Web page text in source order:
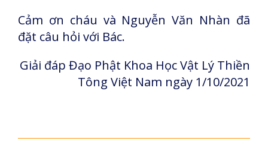
Cảm ơn cháu và Nguyễn Văn Nhàn đã
đặt câu hỏi với Bác.
Giải đáp Đạo Phật Khoa Học Vật Lý Thiền
Tông Việt Nam ngày 1/10/2021